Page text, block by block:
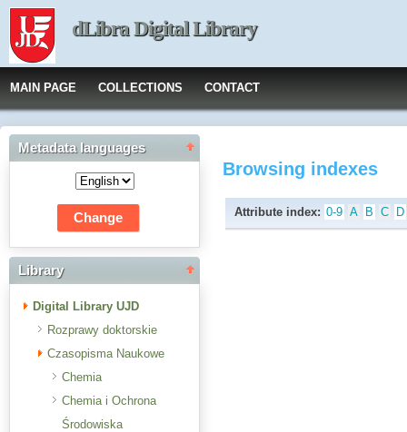
dLibra Digital Library
MAIN PAGE COLLECTIONS CONTACT
Metadata languages
Library
Digital Library UJD
Rozprawy doktorskie
Czasopisma Naukowe
Chemia
Chemia i Ochrona
Środowiska
Browsing indexes
Attribute index: 0-9 A B C D